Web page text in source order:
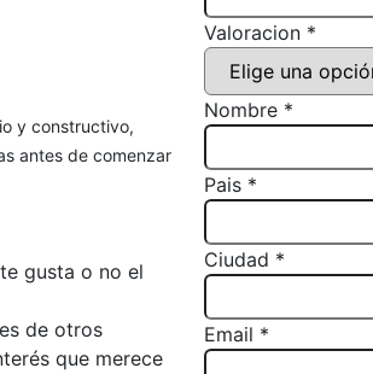
y constructivo,
antes de comenzar
gusta o no el
de otros
que merece
Valoracion *
Nombre *
Pais *
Ciudad *
Email *